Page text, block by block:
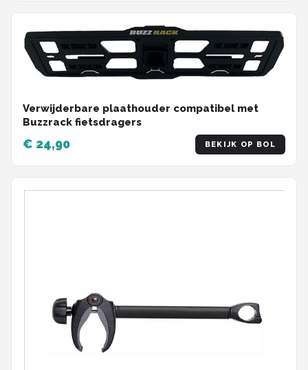
Schwalbe
Shimano
Cortina
Verwijderbare plaathouder compatibel met
Buzzrack fietsdragers
€ 24,90 BEKIJK OP BOL